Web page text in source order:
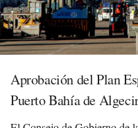
Aprobación del Plan
Puerto Bahía de